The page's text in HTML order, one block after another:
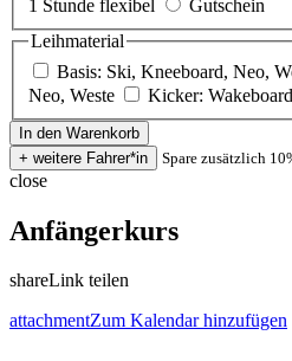
1 Stunde flexibel
Gutschein
Leihmaterial
Basis: Ski, Kneeboard, Neo,
Neo, Weste
Kicker:
Spare zusätzlich
close
Anfängerkurs
shareLink teilen
attachmentZum Kalendar hinzufügen